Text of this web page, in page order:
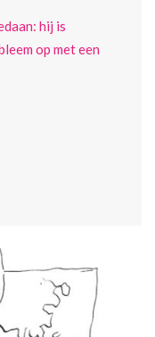
hij is
op met een